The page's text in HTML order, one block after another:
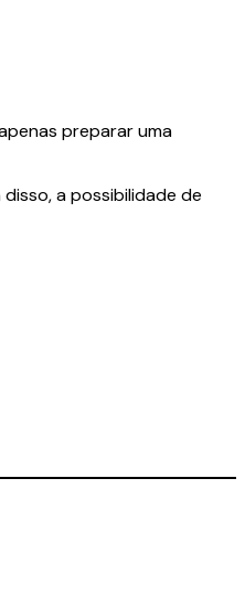
preparar uma
a possibilidade de